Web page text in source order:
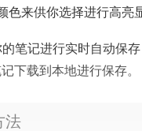
来供你选择进行高亮
笔记进行实时自动保
下载到本地进行保存。
法